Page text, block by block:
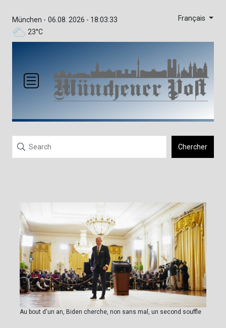
München -
23°C
06.08. 2026 - 18:03:33 Français
Chercher
Au bout d'un an, Biden cherche, non sans mal, un second souffle